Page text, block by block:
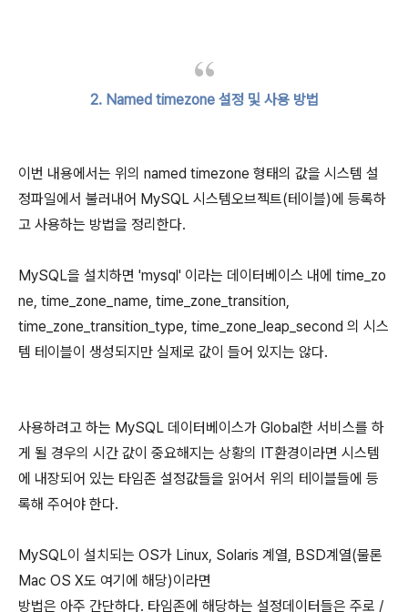
2. Named timezone 설정 및 사용 방법
이번 내용에서는 위의 named timezone 형태의 값을 시스템 설
정파일에서 불러내어 MySQL 시스템오브젝트(테이블)에 등록하
고 사용하는 방법을 정리한다.
MySQL을 설치하면 'mysql' 이라는 데이터베이스 내에 time_zo
ne, time_zone_name, time_zone_transition,
time_zone_transition_type, time_zone_leap_second 의 시스
템 테이블이 생성되지만 실제로 값이 들어 있지는 않다.
사용하려고 하는 MySQL 데이터베이스가 Global한 서비스를 하
게 될 경우의 시간 값이 중요해지는 상황의 IT환경이라면 시스템
에 내장되어 있는 타임존 설정값들을 읽어서 위의 테이블들에 등
록해 주어야 한다.
MySQL이 설치되는 OS가 Linux, Solaris 계열, BSD계열(물론
Mac OS X도 여기에 해당)이라면
방법은 아주 간단하다. 타임존에 해당하는 설정데이터들은 주로 /